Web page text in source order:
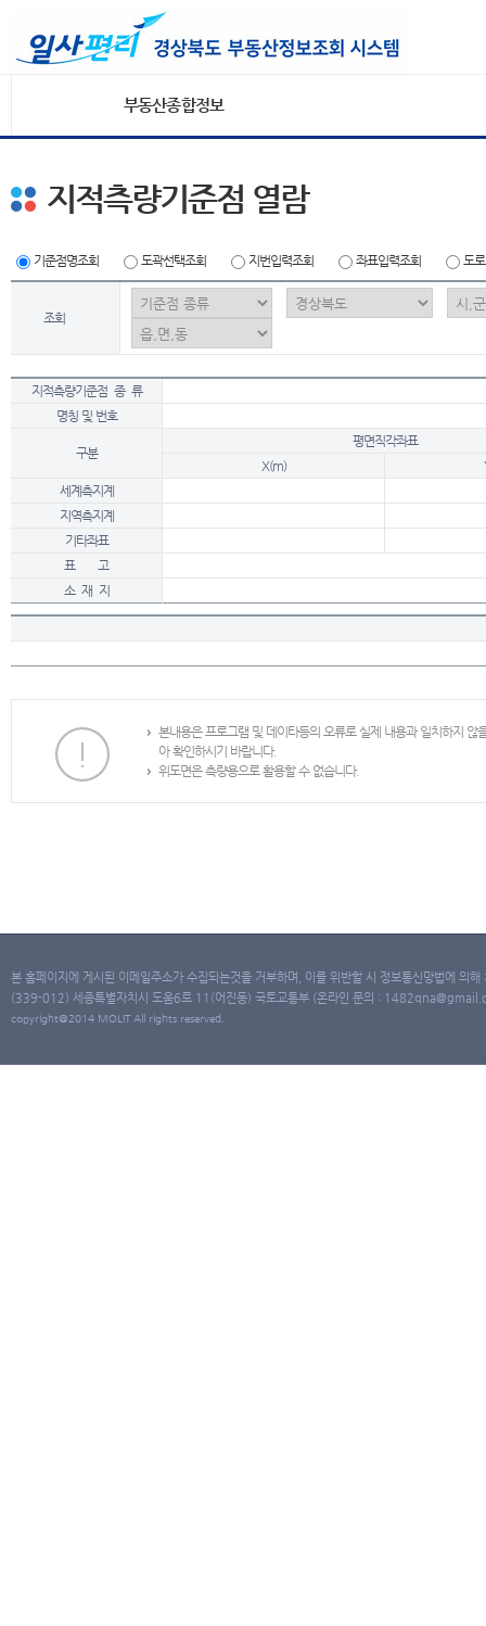
부동산종합정보
지적측량기준점 열람
기준점명조회 도곽선택조회 지번입력조회 좌표입력조회 도
조회
지적측량기준점 종 류
명칭 및 번호
구분
평면직각좌표
X(m)
세계측지계
지역측지계
기타좌표
표 고
소 재 지
본내용은 프로그램 및 데이타등의 오류로 실제 내용과 일치하지
아 확인하시기 바랍니다.
위도면은 측량용으로 활용할 수 없습니다.
본 홈페이지에 게시된 이메일주소가 수집되는것을 거부하며, 이를 위반할 시 정보통신망법에 의
(339-012) 세종특별자치시 도움6로 11(어진동) 국토교통부 (온라인 문의 :
copyright@2014 MOLIT All rights reserved.